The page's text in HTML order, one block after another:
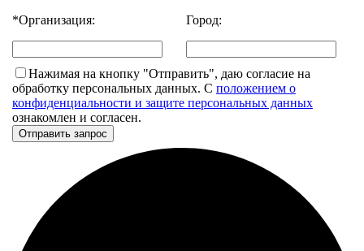
*Организация: Город:
Нажимая на кнопку "Отправить", даю согласие на
обработку персональных данных. С положением о
конфиденциальности и защите персональных данных
ознакомлен и согласен.